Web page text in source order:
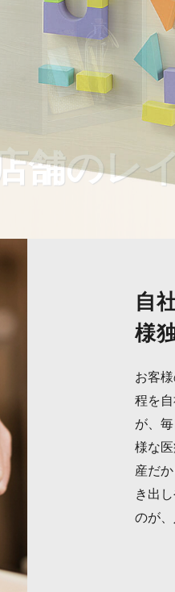
舗のレ
自
様
お客
程を
が、
様な
産だ
き出
のが、